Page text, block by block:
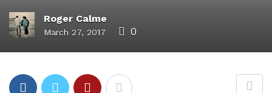
Roger Calme
March 27, 2017 0